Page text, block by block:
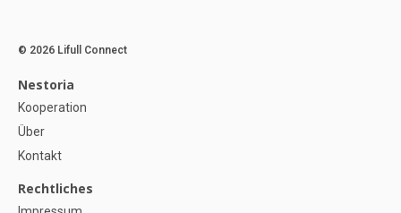
© 2026 Lifull Connect
Nestoria
Kooperation
Über
Kontakt
Rechtliches